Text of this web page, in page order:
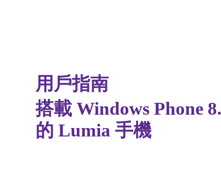
用戶指南
搭載 Windows Phone
的 Lumia 手機